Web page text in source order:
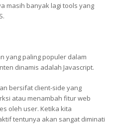
masih banyak lagi tools yang
yang paling populer dalam
dinamis adalah Javascript.
bersifat client-side yang
atau menambah fitur web
oleh user. Ketika kita
tentunya akan sangat diminati